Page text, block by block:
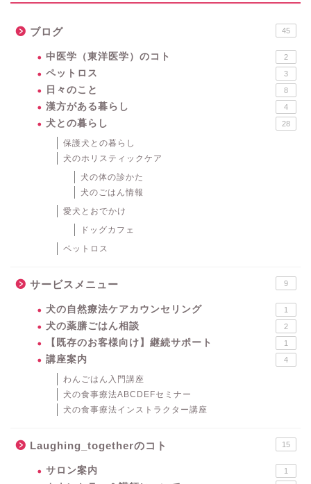
ブログ 45
中医学（東洋医学）のコト 2
ペットロス 3
日々のこと 8
漢方がある暮らし 4
犬との暮らし 28
保護犬との暮らし
犬のホリスティックケア
犬の体の診かた
犬のごはん情報
愛犬とおでかけ
ドッグカフェ
ペットロス
サービスメニュー 9
犬の自然療法ケアカウンセリング 1
犬の薬膳ごはん相談 2
【既存のお客様向け】継続サポート 1
講座案内 4
わんごはん入門講座
犬の食事療法ABCDEFセミナー
犬の食事療法インストラクター講座
Laughing_togetherのコト 15
サロン案内 1